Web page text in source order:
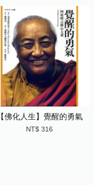
【佛化人生】覺醒的勇氣
NT$ 316